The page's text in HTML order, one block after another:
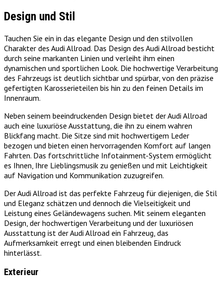
Design und Stil
Tauchen Sie ein in das elegante Design und den stilvollen
Charakter des Audi Allroad. Das Design des Audi Allroad besticht
durch seine markanten Linien und verleiht ihm einen
dynamischen und sportlichen Look. Die hochwertige Verarbeitung
des Fahrzeugs ist deutlich sichtbar und spürbar, von den präzise
gefertigten Karosserieteilen bis hin zu den feinen Details im
Innenraum.
Neben seinem beeindruckenden Design bietet der Audi Allroad
auch eine luxuriöse Ausstattung, die ihn zu einem wahren
Blickfang macht. Die Sitze sind mit hochwertigem Leder
bezogen und bieten einen hervorragenden Komfort auf langen
Fahrten. Das fortschrittliche Infotainment-System ermöglicht
es Ihnen, Ihre Lieblingsmusik zu genießen und mit Leichtigkeit
auf Navigation und Kommunikation zuzugreifen.
Der Audi Allroad ist das perfekte Fahrzeug für diejenigen, die Stil
und Eleganz schätzen und dennoch die Vielseitigkeit und
Leistung eines Geländewagens suchen. Mit seinem eleganten
Design, der hochwertigen Verarbeitung und der luxuriösen
Ausstattung ist der Audi Allroad ein Fahrzeug, das
Aufmerksamkeit erregt und einen bleibenden Eindruck
hinterlässt.
Exterieur